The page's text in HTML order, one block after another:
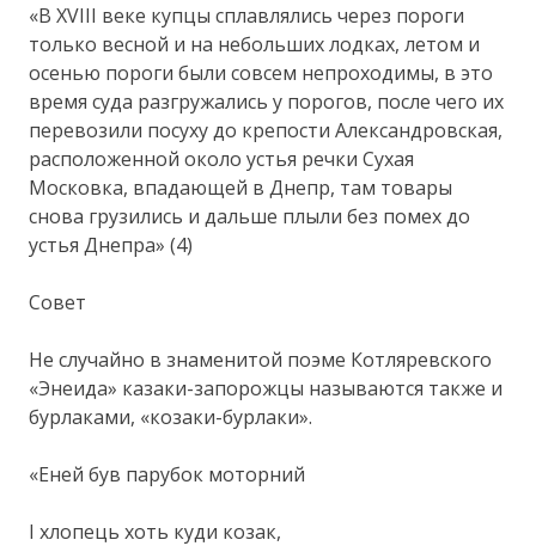
«В XVIII веке купцы сплавлялись через пороги
только весной и на небольших лодках, летом и
осенью пороги были совсем непроходимы, в это
время суда разгружались у порогов, после чего их
перевозили посуху до крепости Александровская,
расположенной около устья речки Сухая
Московка, впадающей в Днепр, там товары
снова грузились и дальше плыли без помех до
устья Днепра» (4)
Совет
Не случайно в знаменитой поэме Котляревского
«Энеида» казаки-запорожцы называются также и
бурлаками, «козаки-бурлаки».
«Еней був парубок моторний
I хлопець хоть куди козак,